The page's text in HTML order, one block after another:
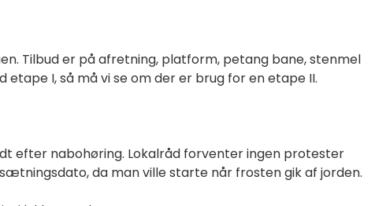
Tilbud er på afretning, platform, petang bane, stenmel
I, så må vi se om der er brug for en etape II.
efter nabohøring. Lokalråd forventer ingen protester
da man ville starte når frosten gik af jorden.